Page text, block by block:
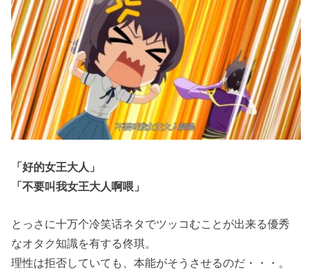
「好的女王大人」
「不要叫我女王大人啊喂」
とっさに十万个冷笑话ネタでツッコむことが出来る優秀
なオタク知識を有する佟琪。
理性は拒否していても、本能がそうさせるのだ・・・。